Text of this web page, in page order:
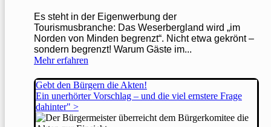
Es steht in der Eigenwerbung der
Tourismusbranche: Das Weserbergland wird „im
Norden von Minden begrenzt“. Nicht etwa gekrönt –
sondern begrenzt! Warum Gäste im...
Mehr erfahren
Gebt den Bürgern die Akten!
Ein unerhörter Vorschlag – und die viel ernstere Frage
dahinter" >